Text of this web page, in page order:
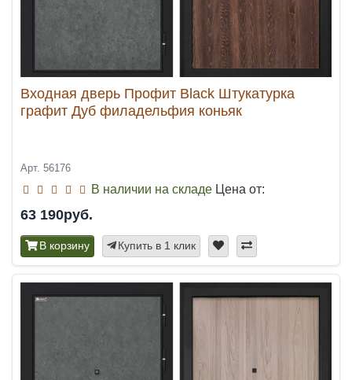
Входная дверь Профит Black Штукатурка
графит Дуб филадельфия коньяк
Арт. 56176
В наличии на складе Цена от:
63 190руб.
В корзину Купить в 1 клик